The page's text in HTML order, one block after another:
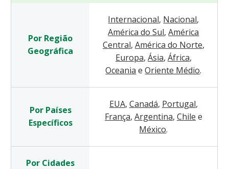
Por Região
Geográfica
Internacional, Nacional,
América do Sul, América
Central, América do Norte,
Europa, Ásia, África,
Oceania e Oriente Médio.
Por Países
Específicos
EUA, Canadá, Portugal,
França, Argentina, Chile e
México.
Por Cidades